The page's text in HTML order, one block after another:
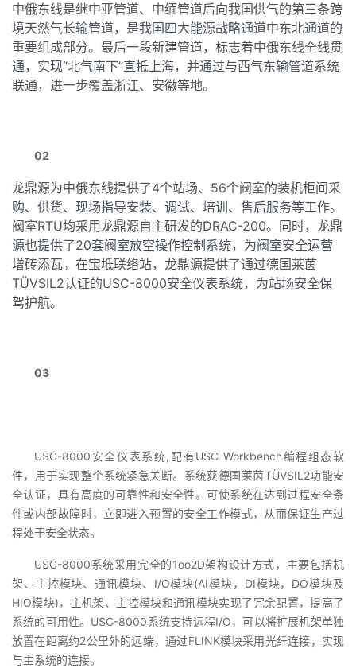
中俄东线是继中亚管道、中缅管道后向我国供气的第三条跨
境天然气长输管道，是我国四大能源战略通道中东北通道的
重要组成部分。最后一段新建管道，标志着中俄东线全线贯
通，实现“北气南下”直抵上海，并通过与西气东输管道系统
联通，进一步覆盖浙江、安徽等地。
02
龙鼎源为中俄东线提供了4个站场、56个阀室的装机柜间采
购、供货、现场指导安装、调试、培训、售后服务等工作。
阀室RTU均采用龙鼎源自主研发的DRAC-200。同时，龙鼎
源也提供了20套阀室放空操作控制系统，为阀室安全运营
增砖添瓦。在宝坻联络站，龙鼎源提供了通过德国莱茵
TÜVSIL2认证的USC-8000安全仪表系统，为站场安全保
驾护航。
03
USC-8000安全仪表系统,配有USC Workbench编程组态软
件，用于实现整个系统紧急关断。系统获德国莱茵TÜVSIL2功能安
全认证，具有高度的可靠性和安全性。可使系统在达到过程安全条
件或内部故障时，立即进入预置的安全工作模式，从而保证生产过
程处于安全状态。
USC-8000系统采用完全的1oo2D架构设计方式，主要包括机
架、主控模块、通讯模块、I/O模块(AI模块，DI模块，DO模块及
HIO模块)，主机架、主控模块和通讯模块实现了冗余配置，提高了
系统的可用性。USC-8000系统支持远程I/O，可以将扩展机架单独
放置在距离约2公里外的远端，通过FLINK模块采用光纤连接，实现
与主系统的连接。